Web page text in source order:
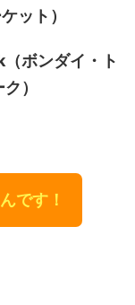
ット）
ボンダイ・ト
）
です！